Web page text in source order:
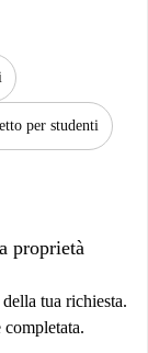
per studenti
proprietà
tua richiesta.
completata.